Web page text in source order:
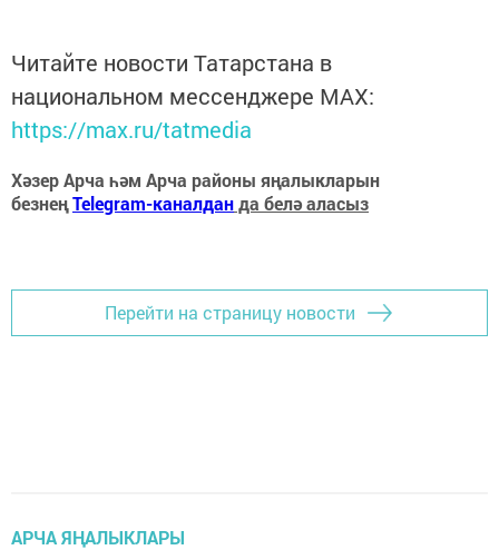
Читайте новости Татарстана в
национальном мессенджере MАХ:
https://max.ru/tatmedia
Хәзер Арча һәм Арча районы яңалыкларын
безнеңTelegram-каналданда белә аласыз
Перейти на страницу новости
АРЧА ЯҢАЛЫКЛАРЫ